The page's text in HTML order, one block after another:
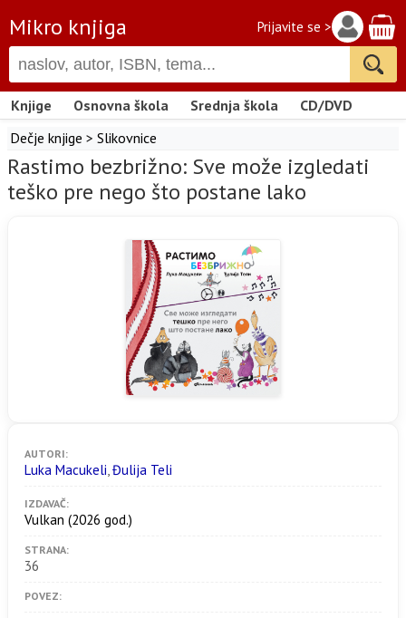
Mikro knjiga Prijavite se >
Knjige Osnovna škola Srednja škola
CD/DVD
Dečje knjige > Slikovnice
Rastimo bezbrižno: Sve može izgledati
teško pre nego što postane lako
AUTORI:
Luka Macukeli,Đulija Teli
IZDAVAČ:
Vulkan (2026 god.)
STRANA:
36
POVEZ: